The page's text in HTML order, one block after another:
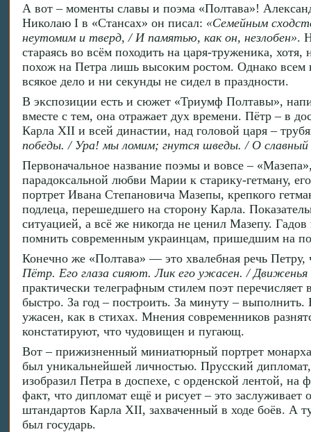
А вот – моменты славы и поэма «Полтава»!
Николаю I в «Стансах» он писал: «Семейным
неутомим и тверд, / И памятью, как он, незлобен».
стараясь во всём походить на царя-труженика,
похож на Петра лишь высоким ростом. Однако всем
всякое дело и ни секунды не сидел в праздности.
В экспозиции есть и сюжет «Триумф Полтавы»,
вместе с тем, она отражает дух времени. Пётр – в
Карла XII и всей династии, над головой царя –
победы. / Ура! мы ломим; гнутся шведы. / О
Первоначальное название поэмы и вовсе –
парадоксальной любви Марии к старику-гетману,
портрет Ивана Степановича Мазепы, крепкого
подлеца, перешедшего на сторону Карла.
ситуацией, а всё же никогда не ценил Мазепу.
помнить современным украинцам, пришедшим на
Конечно же «Полтава» — это хвалебная речь
Пётр. Его глаза сияют. Лик его ужасен. /
практически телеграфным стилем поэт
быстро. За год – построить. За минуту –
ужасен, как в стихах. Мнения современников
констатируют, что чудовищен и пугающ.
Вот – прижизненный миниатюрный портрет
был уникальнейшей личностью. Прусский
изобразил Петра в доспехе, с орденской лентой, на
факт, что дипломат ещё и рисует – это
штандартов Карла XII, захваченный в ходе боёв. А
был государь.